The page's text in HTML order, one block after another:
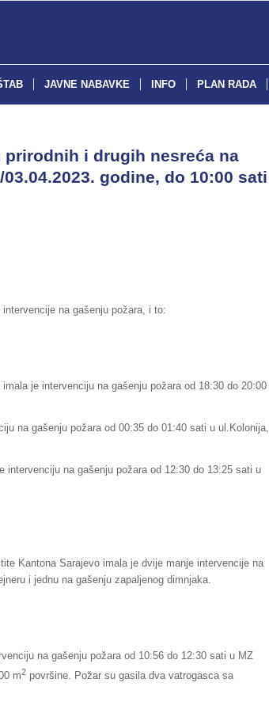
JAVNE NABAVKE INFO PLAN RADA
i drugih nesreća na
godine, do 10:00 sati
na gašenju požara, i to:
je intervenciju na gašenju požara od 18:30 do 20:00
na gašenju požara od 00:35 do 01:40 sati u ul.Kolonija,
intervenciju na gašenju požara od 12:30 do 13:25 sati u
Kantona Sarajevo imala je dvije manje intervencije na
i jednu na gašenju zapaljenog dimnjaka.
na gašenju požara od 10:56 do 12:30 sati u MZ
m2 površine. Požar su gasila dva vatrogasca sa